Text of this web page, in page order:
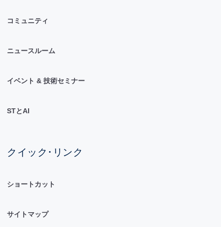
コミュニティ
ニュースルーム
イベント & 技術セミナー
STとAI
クイック･リンク
ショートカット
サイトマップ